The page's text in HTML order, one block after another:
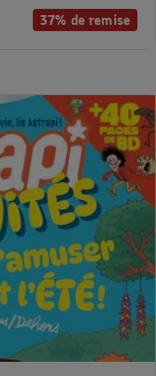
37% de remise